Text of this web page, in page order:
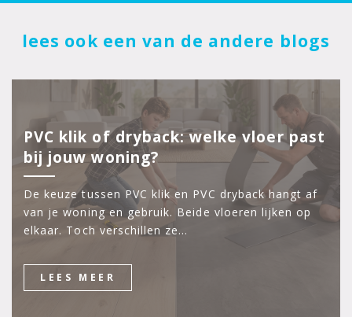
lees ook een van de andere blogs
PVC klik of dryback: welke vloer past
bij jouw woning?
De keuze tussen PVC klik en PVC dryback hangt af
van je woning en gebruik. Beide vloeren lijken op
elkaar. Toch verschillen ze…
LEES MEER